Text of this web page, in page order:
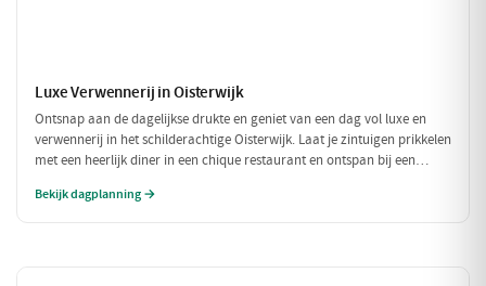
Luxe Verwennerij in Oisterwijk
Ontsnap aan de dagelijkse drukte en geniet van een dag vol luxe en
verwennerij in het schilderachtige Oisterwijk. Laat je zintuigen prikkelen
met een heerlijk diner in een chique restaurant en ontspan bij een
in de watten te leggen.
Bekijk dagplanning →